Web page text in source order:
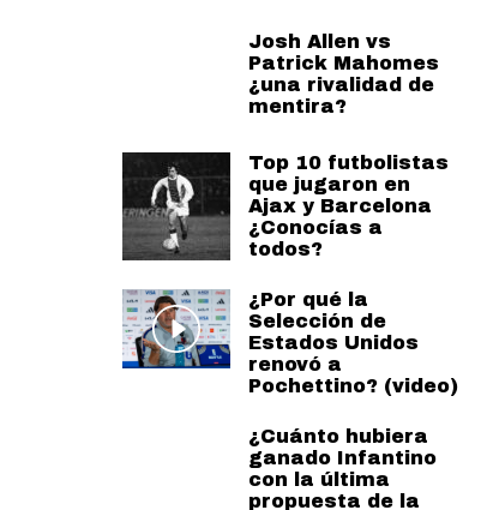
Josh Allen vs
Patrick Mahomes
¿una rivalidad de
mentira?
Top 10 futbolistas
que jugaron en
Ajax y Barcelona
¿Conocías a
todos?
¿Por qué la
Selección de
Estados Unidos
renovó a
Pochettino? (video)
¿Cuánto hubiera
ganado Infantino
con la última
propuesta de la